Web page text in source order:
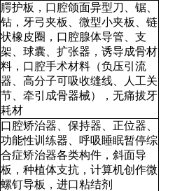
腭护板，口腔颌面异型刀、锯、
钻，牙弓夹板、微型小夹板、链
状橡皮圈，口腔腺体导管、支
架、球囊、扩张器，诱导成骨材
料，口腔手术材料（负压引流
器、高分子可吸收缝线、人工关
节、牵引成骨器械），无痛拔牙
耗材
口腔矫治器、保持器、正位器、
功能性训练器、呼吸睡眠暂停综
合症矫治器各类构件，斜面导
板，种植体支抗，计算机创作微
螺钉导板，进口粘结剂